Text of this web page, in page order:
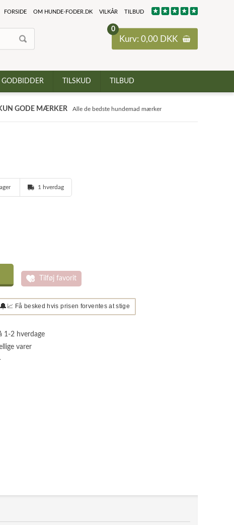
0
Kurv: 0,00 DKK
FORSIDE OM HUNDE-FODER.DK VILKÅR TILBUD
GODBIDDER TILSKUD TILBUD
GODE MÆRKER Alle de bedste hundemad mærker
1 hverdag
Tilføj favorit
🔔 📈 Få besked hvis prisen forventes at stige
1-2 hverdage
varer